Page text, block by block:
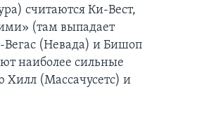
считаются Ки-Вест,
(там выпадает
(Невада) и Бишоп
наиболее сильные
(Массачусетс) и